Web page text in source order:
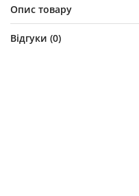
Опис товару
Відгуки (0)